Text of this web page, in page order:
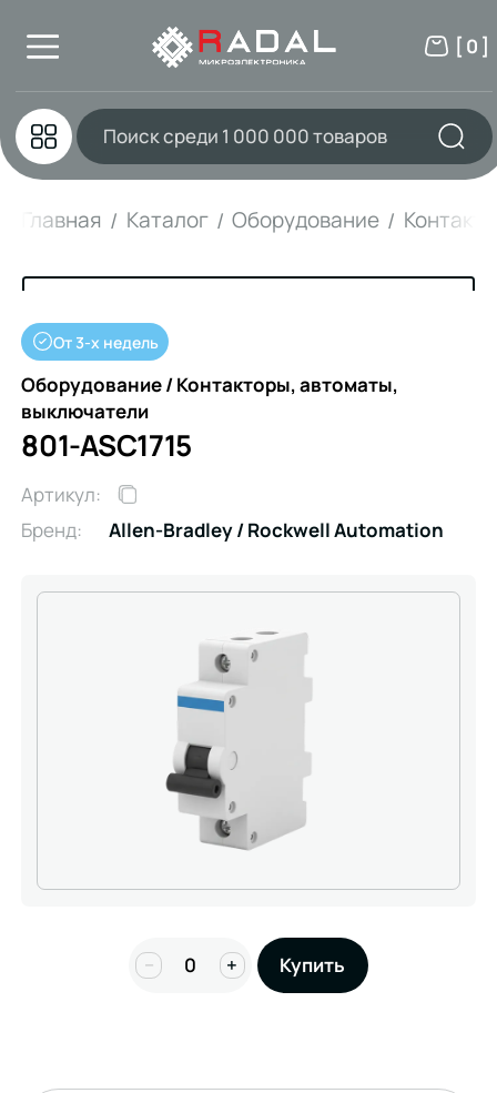
[ 0 ]
Главная Каталог Оборудование
От 3-х недель
Оборудование / Контакторы, автоматы,
выключатели
801-ASC1715
Артикул:
Бренд:
Allen-Bradley / Rockwell Automation
− + Купить